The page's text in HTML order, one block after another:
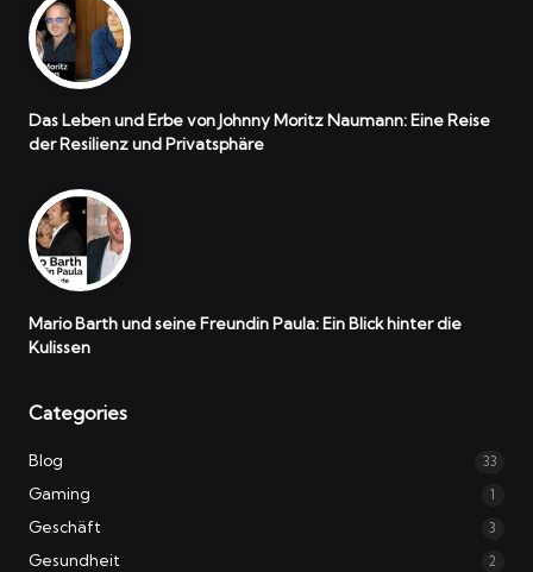
Das Leben und Erbe von Johnny Moritz Naumann: Eine Reise
der Resilienz und Privatsphäre
Mario Barth und seine Freundin Paula: Ein Blick hinter die
Kulissen
Categories
Blog 33
Gaming 1
Geschäft 3
Gesundheit 2